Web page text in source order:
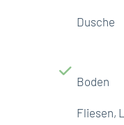
Dusche
Boden
Fliesen,